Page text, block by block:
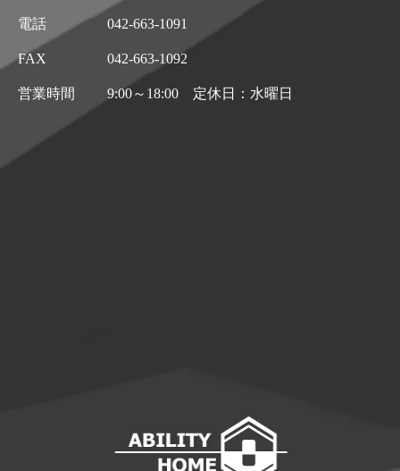
電話 042-663-1091
FAX 042-663-1092
営業時間 9:00～18:00 定休日：水曜日